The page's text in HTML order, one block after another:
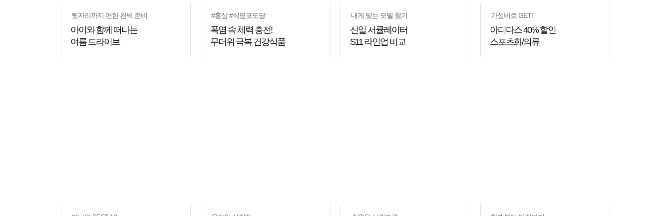
뒷자리까지 편한 완벽 준비
아이와 함께 떠나는
여름 드라이브
#홍삼 #식염포도당
폭염 속 체력 충전!
무더위 극복 건강식품
내게 맞는 모델 찾기
신일 서큘레이터
S11 라인업 비교
가성비로 GET!
아디다스 40% 할인
스포츠화/의류